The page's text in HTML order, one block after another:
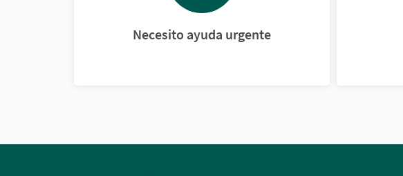
Necesito ayuda urgente